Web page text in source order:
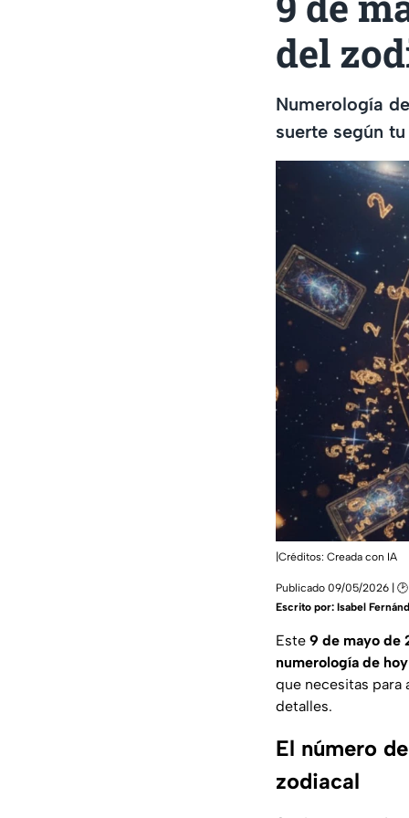
del
Numerología
suerte según
|Créditos: Creada con IA
Publicado 09/05/2026 | 🕑
Escrito por: Isabel
Este 9 de mayo de
numerología de hoy
que necesitas para
detalles.
El número
zodiacal